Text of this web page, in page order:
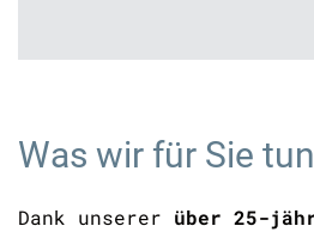
Was wir für Sie
Dank unserer über 25-